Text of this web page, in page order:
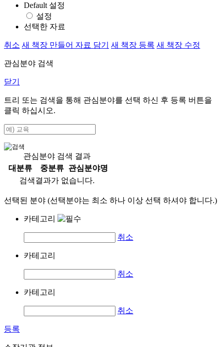
Default 설정
설정
선택한 자료
취소 새 책장 만들어 자료 담기 새 책장 등록 새 책장 수정
관심분야 검색
닫기
트리 또는 검색을 통해 관심분야를 선택 하신 후 등록 버튼을
클릭 하십시오.
관심분야 검색 결과
대분류
중분류
관심분야명
검색결과가 없습니다.
선택된 분야 (선택분야는 최소 하나 이상 선택 하셔야 합니다.)
카테고리
취소
카테고리
취소
카테고리
취소
등록